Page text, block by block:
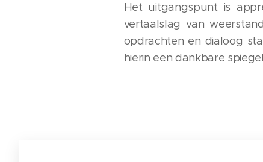
Het uitgangspunt is
vertaalslag van
opdrachten en dialoog
hierin een dankbare